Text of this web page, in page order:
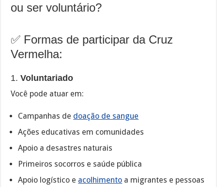
ou ser voluntário?
✅ Formas de participar da Cruz
Vermelha:
1.Voluntariado
Você pode atuar em:
Campanhas de doação de sangue
Ações educativas em comunidades
Apoio a desastres naturais
Primeiros socorros e saúde pública
Apoio logístico e acolhimento a migrantes e pessoas